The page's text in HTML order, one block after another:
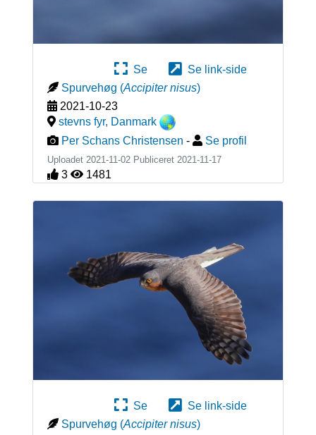
Se
Se link-side
Spurvehøg (Accipiter nisus)
2021-10-23
stevns fyr, Danmark
Per Schans Christensen - Se profil
Uploadet 2021-11-02 Publiceret 2021-11-17
3 1481
Se
Se link-side
Spurvehøg (Accipiter nisus)